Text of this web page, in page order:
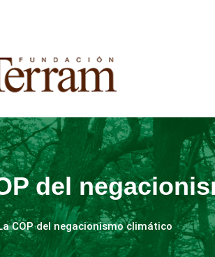
del
COP del negacionismo climático